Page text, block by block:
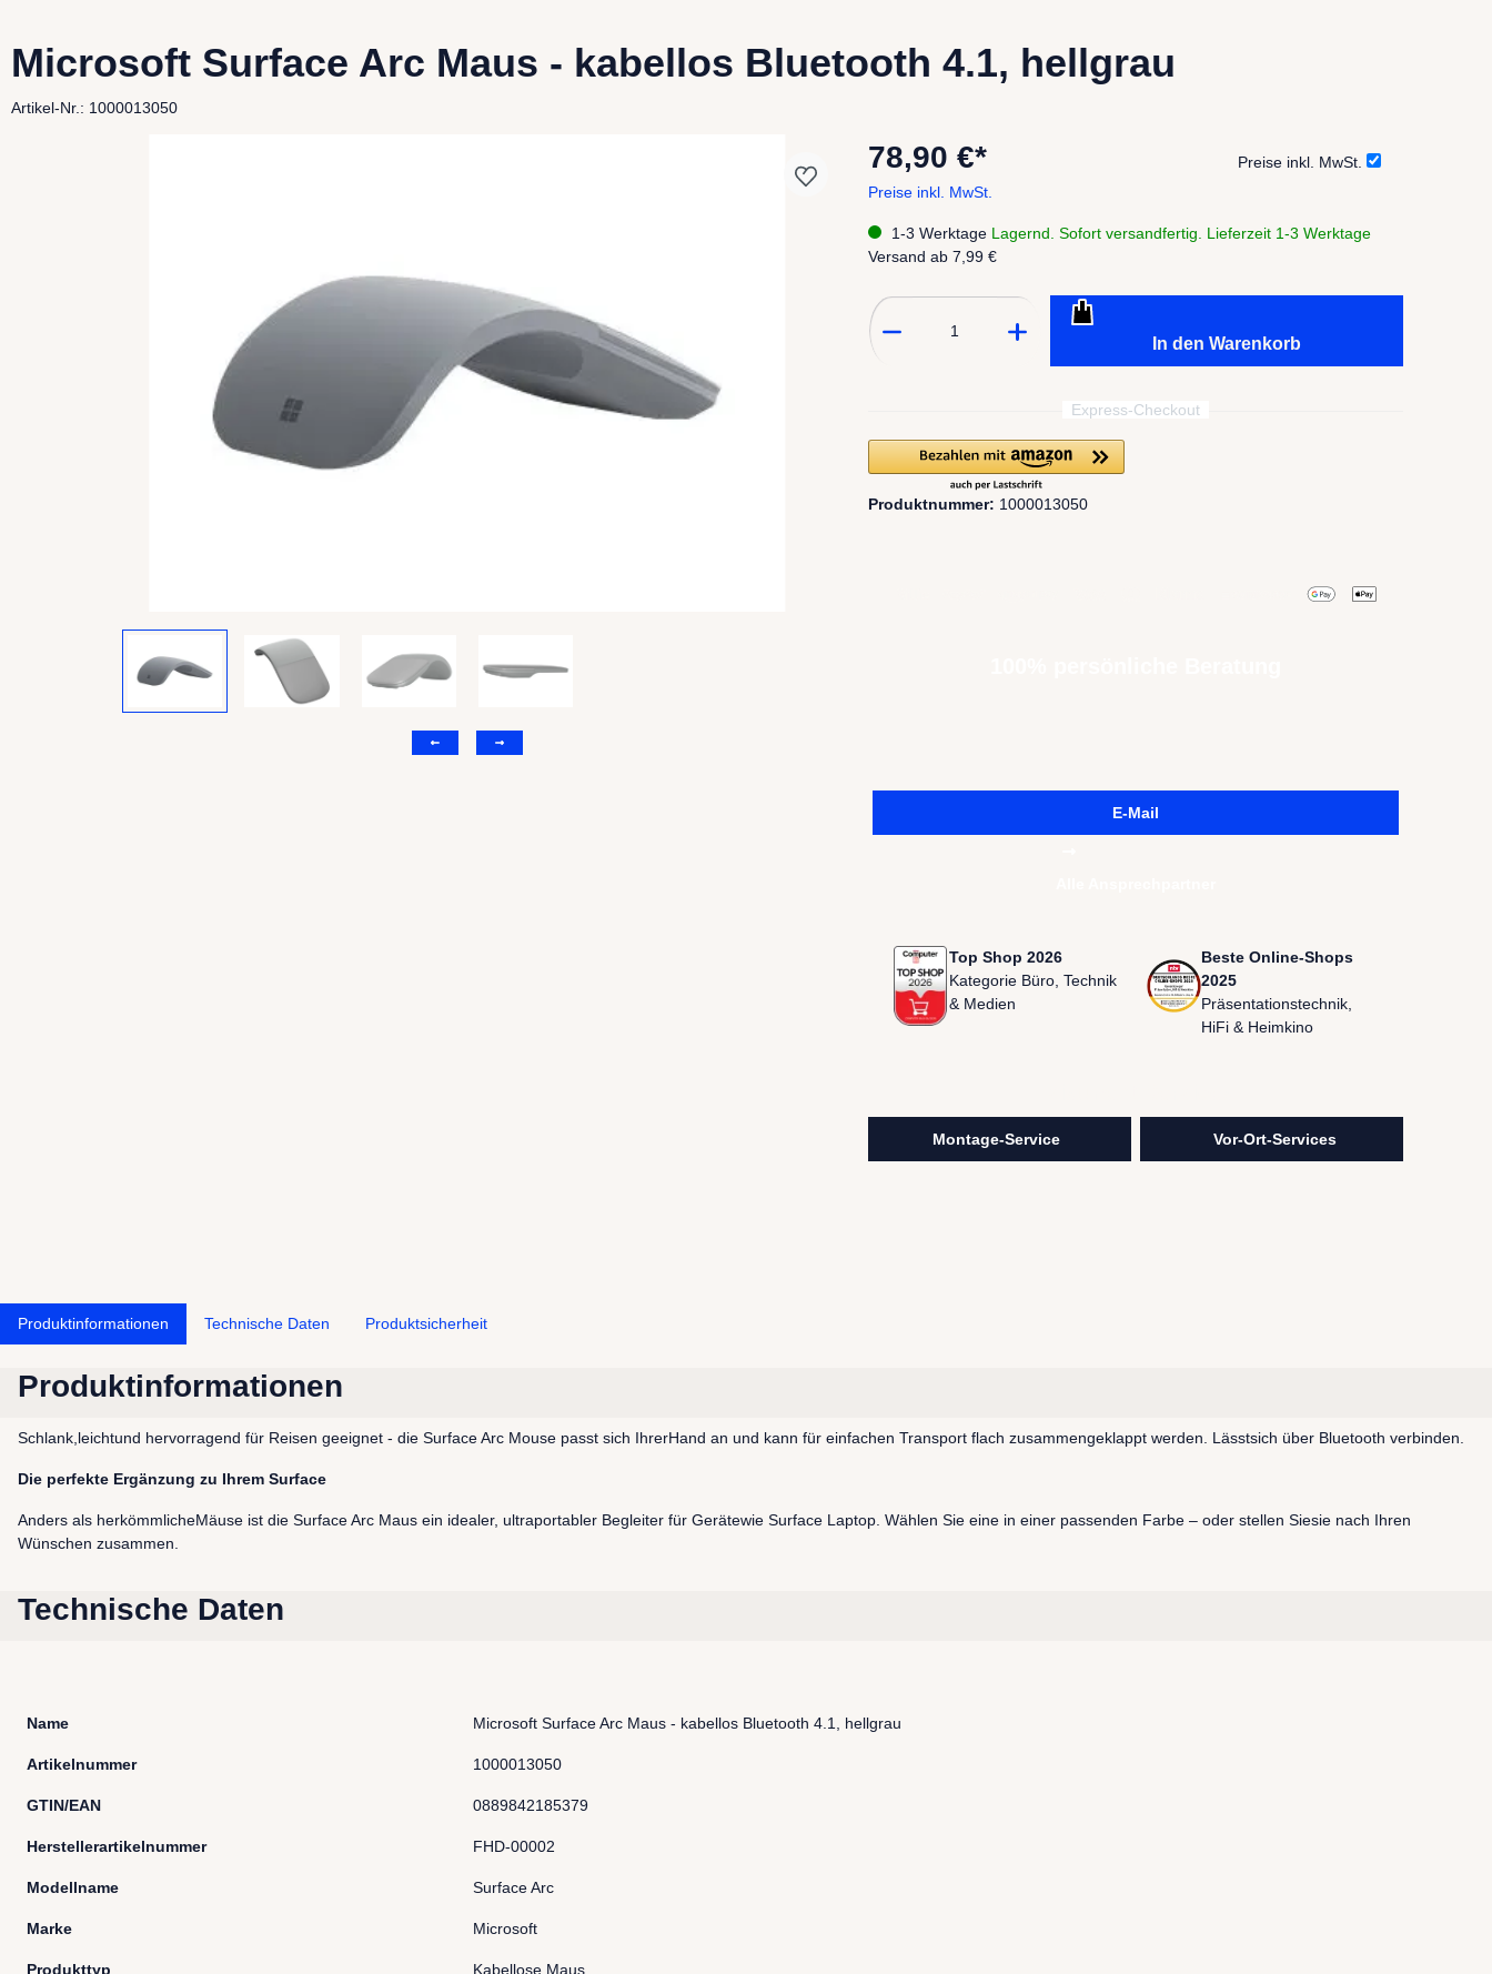
Microsoft Surface Arc Maus - kabellos Bluetooth 4.1, hellgrau
Artikel-Nr.: 1000013050
78,90 €*
Preise inkl. MwSt.
Preise inkl. MwSt.
1-3 Werktage Lagernd. Sofort versandfertig. Lieferzeit 1-3 Werktage
Versand ab7,99 €
In den Warenkorb
Express-Checkout
Produktnummer: 1000013050
E-Mail
Top Shop 2026
Kategorie Büro, Technik
& Medien
Beste Online-Shops
2025
Präsentationstechnik,
HiFi & Heimkino
Montage-Service Vor-Ort-Services
Produktinformationen Technische Daten Produktsicherheit
Produktinformationen
Schlank,leichtund hervorragend für Reisen geeignet - die Surface Arc Mouse passt sich IhrerHand an und kann für einfachen Transport flach zusammengeklappt werden. Lässtsich über Bluetooth verbinden.
Die perfekte Ergänzung zu Ihrem Surface
Anders als herkömmlicheMäuse ist die Surface Arc Maus ein idealer, ultraportabler Begleiter für Gerätewie Surface Laptop. Wählen Sie eine in einer passenden Farbe – oder stellen Siesie nach Ihren
Wünschen zusammen.
Technische Daten
Name Microsoft Surface Arc Maus - kabellos Bluetooth 4.1, hellgrau
Artikelnummer 1000013050
GTIN/EAN 0889842185379
Herstellerartikelnummer FHD-00002
Modellname Surface Arc
Marke Microsoft
Produkttyp Kabellose Maus